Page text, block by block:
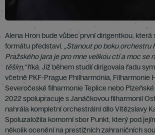
Alena Hron bude vůbec první dirigentkou, která
formátu představí. „Stanout po boku orchestru
Pražského jara je pro mne velikou ctí a moc se
těším,“říká. Již během studií dirigovala řadu
včetně PKF-Prague Philharmonia, Filharmonie
Severočeské filharmonie Teplice nebo
2022 spolupracuje s Janáčkovou filharmonií
nahrála kompletní orchestrální dílo Vítězslavy
Spoluzaložila komorní sbor Punkt, který pod
několik ocenění na prestižních zahraničních